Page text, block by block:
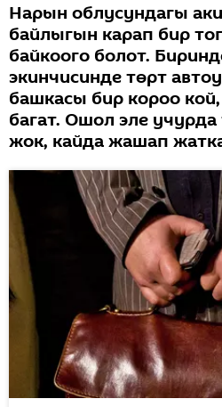
Нарын облусундагы
байлыгын карап бир
байкоого болот.
экинчисинде төрт
башкасы бир короо
багат. Ошол эле
жок, кайда жашап